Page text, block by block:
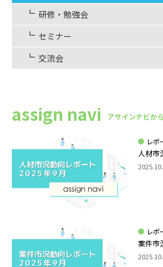
研修・勉強会
セミナー
交流会
assign navi アサインナビか
レポ
人材市
レポ
案件市